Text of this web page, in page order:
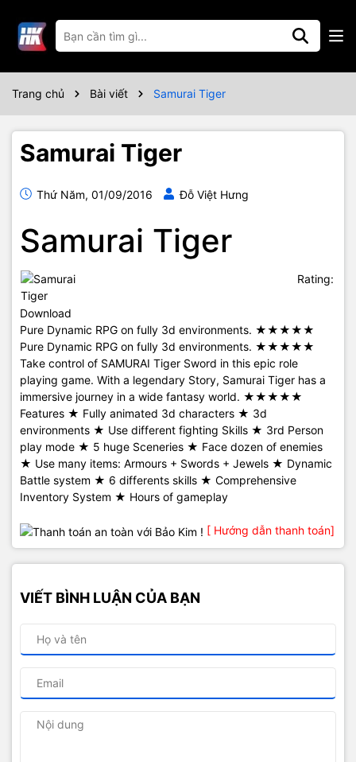
Trang chủ Bài viết Samurai Tiger
Samurai Tiger
Thứ Năm, 01/09/2016 Đỗ Việt Hưng
Samurai Tiger
Rating:
Download
Pure Dynamic RPG on fully 3d environments. ★★★★★
Pure Dynamic RPG on fully 3d environments. ★★★★★
Take control of SAMURAI Tiger Sword in this epic role
playing game. With a legendary Story, Samurai Tiger has a
immersive journey in a wide fantasy world. ★★★★★
Features ★ Fully animated 3d characters ★ 3d
environments ★ Use different fighting Skills ★ 3rd Person
play mode ★ 5 huge Sceneries ★ Face dozen of enemies
★ Use many items: Armours + Swords + Jewels ★ Dynamic
Battle system ★ 6 differents skills ★ Comprehensive
Inventory System ★ Hours of gameplay
[ Hướng dẫn thanh toán]
VIẾT BÌNH LUẬN CỦA BẠN